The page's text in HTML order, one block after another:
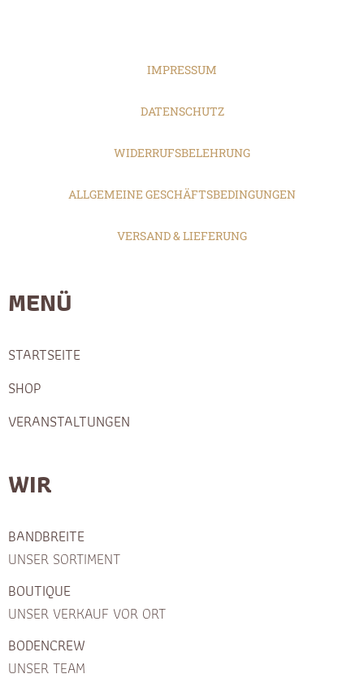
IMPRESSUM
DATENSCHUTZ
WIDERRUFSBELEHRUNG
ALLGEMEINE GESCHÄFTSBEDINGUNGEN
VERSAND & LIEFERUNG
MENÜ
STARTSEITE
SHOP
VERANSTALTUNGEN
WIR
BANDBREITE
UNSER SORTIMENT
BOUTIQUE
UNSER VERKAUF VOR ORT
BODENCREW
UNSER TEAM